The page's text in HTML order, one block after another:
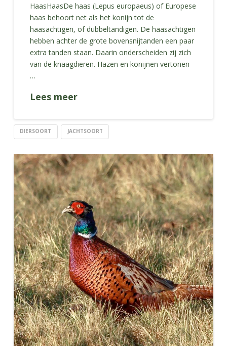
HaasHaasDe haas (Lepus europaeus) of Europese
haas behoort net als het konijn tot de
haasachtigen, of dubbeltandigen. De haasachtigen
hebben achter de grote bovensnijtanden een paar
extra tanden staan. Daarin onderscheiden zij zich
van de knaagdieren. Hazen en konijnen vertonen
…
Lees meer
DIERSOORT JACHTSOORT